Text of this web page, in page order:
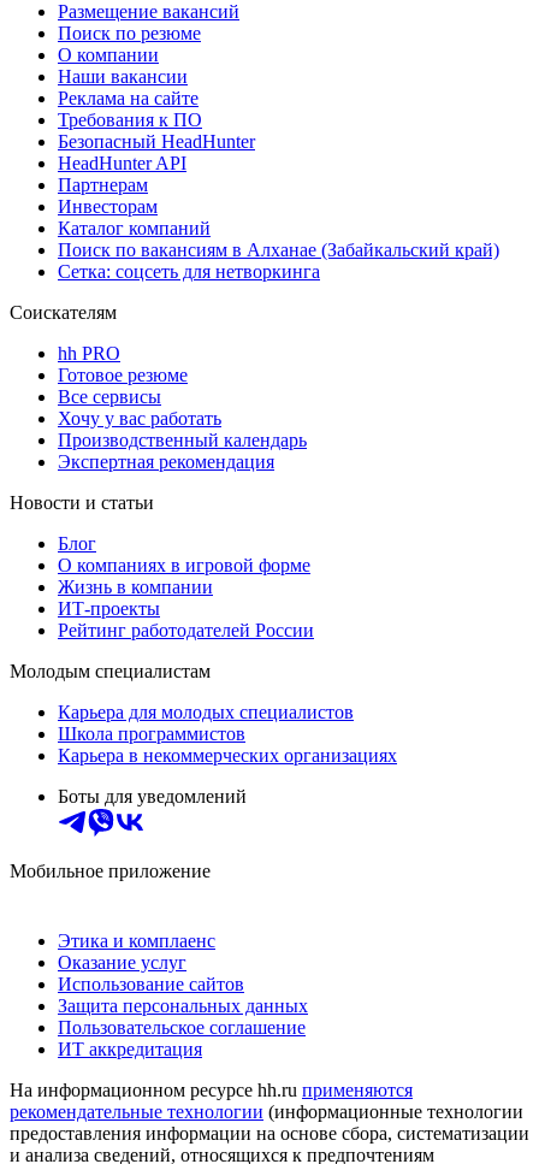
Размещение вакансий
Поиск по резюме
О компании
Наши вакансии
Реклама на сайте
Требования к ПО
Безопасный HeadHunter
HeadHunter API
Партнерам
Инвесторам
Каталог компаний
Поиск по вакансиям в Алханае (Забайкальский край)
Сетка: соцсеть для нетворкинга
Соискателям
hh PRO
Готовое резюме
Все сервисы
Хочу у вас работать
Производственный календарь
Экспертная рекомендация
Новости и статьи
Блог
О компаниях в игровой форме
Жизнь в компании
ИТ-проекты
Рейтинг работодателей России
Молодым специалистам
Карьера для молодых специалистов
Школа программистов
Карьера в некоммерческих организациях
Боты для уведомлений
Мобильное приложение
Этика и комплаенс
Оказание услуг
Использование сайтов
Защита персональных данных
Пользовательское соглашение
ИТ аккредитация
На информационном ресурсе hh.ru применяются
рекомендательные технологии (информационные технологии
предоставления информации на основе сбора, систематизации
и анализа сведений, относящихся к предпочтениям